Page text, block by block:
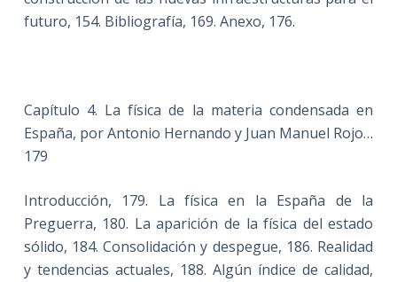
futuro, 154. Bibliografía, 169. Anexo, 176.
Capítulo 4. La física de la materia condensada en
España, por Antonio Hernando y Juan Manuel Rojo…
179
Introducción, 179. La física en la España de la
Preguerra, 180. La aparición de la física del estado
sólido, 184. Consolidación y despegue, 186. Realidad
y tendencias actuales, 188. Algún índice de calidad,